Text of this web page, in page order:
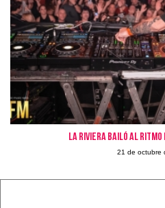
La Riviera bailó al ritmo
21 de octubre